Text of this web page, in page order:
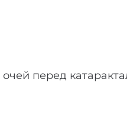
очей перед